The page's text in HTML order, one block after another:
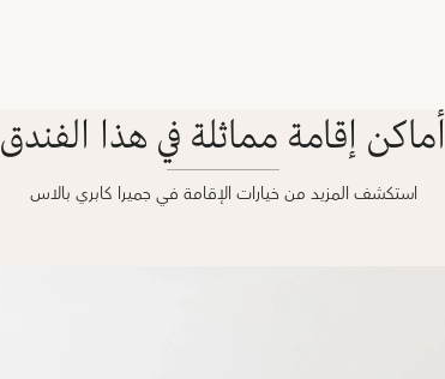
أماكن إقامة مماثلة في هذا الفندق
استكشف المزيد من خيارات الإقامة في جميرا كابري بالاس